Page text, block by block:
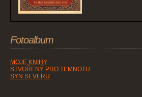
Fotoalbum
MOJE KNIHY
STVOŘENÝ PRO TEMNOTU
SYN SEVERU